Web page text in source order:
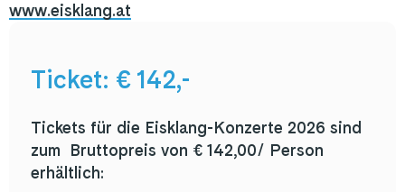
www.eisklang.at
Ticket: € 142,-
Tickets für die Eisklang-Konzerte 2026 sind
zum Bruttopreis von € 142,00/ Person
erhältlich: